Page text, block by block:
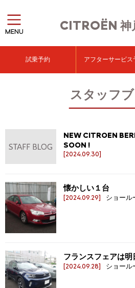
CITROËN神
MENU
試乗予約 アフターサービス
スタッフ
NEW CITROEN
SOON !
[2024.09.30]
懐かしい１台
[2024.09.29] ショール
フランスフェアは明
[2024.09.28] ショール